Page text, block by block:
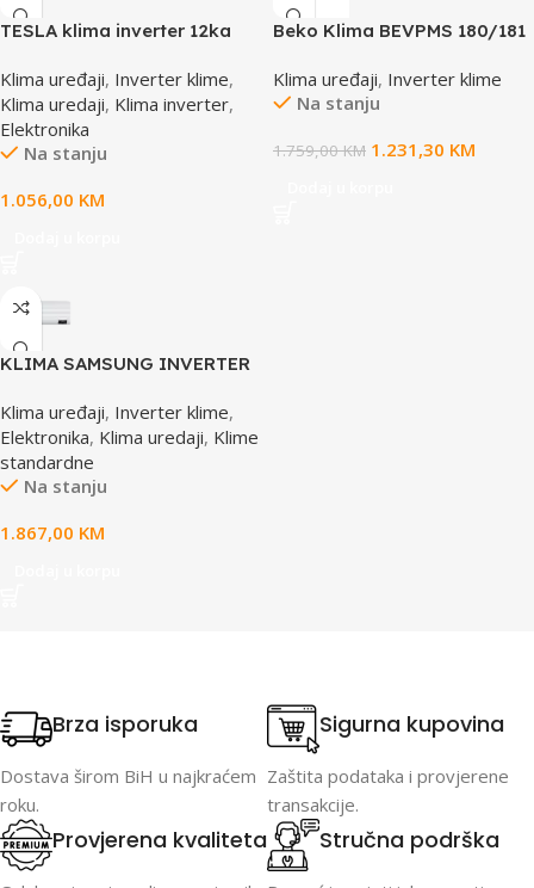
TESLA klima inverter 12ka
1232IAW 12ka
Klima uređaji, Inverter klime,
Klima uredaji, Klima inverter,
Elektronika
Na stanju
1.056,00 KM
Beko Klima BEVPMS 180/181
Klima uređaji, Inverter klime
Na stanju
1.759,00KM 1.231,30 KM
KLIMA SAMSUNG INVERTER
AR60F12C1AWNEU
Klima uređaji, Inverter klime,
Elektronika, Klima uredaji, Klime
standardne
Na stanju
1.867,00 KM
Brza isporuka
Dostava širom BiH u najkraćem
roku.
Sigurna kupovina
Zaštita podataka i provjerene
transakcije.
Provjerena kvaliteta Stručna podrška